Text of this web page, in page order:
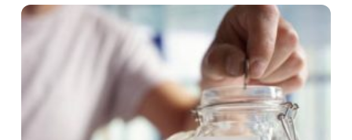
ögonsjuksköterskor och ortoptister med mer...